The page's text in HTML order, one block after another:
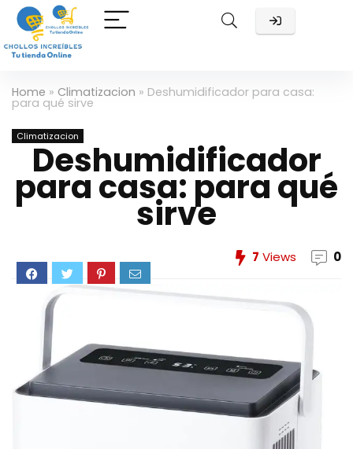
Home » Climatizacion » Deshumidificador para casa:
para qué sirve
Climatizacion
Deshumidificador
para casa: para qué
sirve
7 Views 0